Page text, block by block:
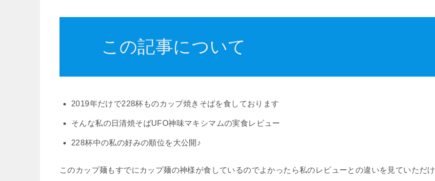
この記事について
2019年だけで228杯ものカップ焼きそばを食しております
そんな私の日清焼そばUFO神味マキシマムの実食レビュー
228杯中の私の好みの順位を大公開♪
このカップ麺もすでにカップ麺の神様が食しているのでよかったら私のレビューとの違いを見ていただけ